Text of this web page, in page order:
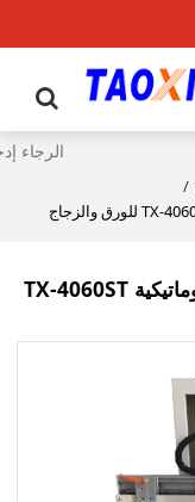
/
آلة طباعة الشاشة المسطحة شبه الأوتوماتيكية TX-4060ST